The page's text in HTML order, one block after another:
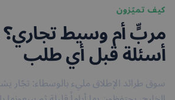
كيف تميّزون
مربٍّ أم وسيط
أسئلة قبل أي طلب
سوق طرائد الإطلاق مليء بالوسطاء: تجّار